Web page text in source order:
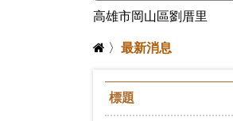
高雄市岡山區劉厝里
〉 最新消息
標題